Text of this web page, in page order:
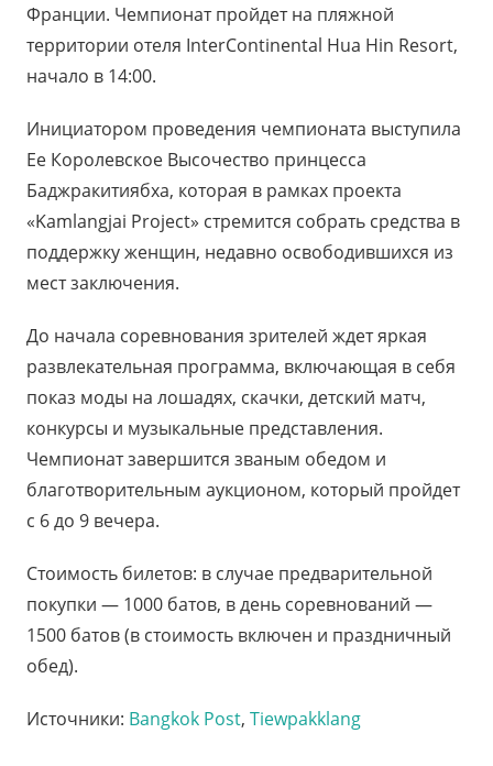
Франции. Чемпионат пройдет на пляжной
территории отеля InterContinental Hua Hin Resort,
начало в 14:00.
Инициатором проведения чемпионата выступила
Ее Королевское Высочество принцесса
Баджракитиябха, которая в рамках проекта
«Kamlangjai Project» стремится собрать средства в
поддержку женщин, недавно освободившихся из
мест заключения.
До начала соревнования зрителей ждет яркая
развлекательная программа, включающая в себя
показ моды на лошадях, скачки, детский матч,
конкурсы и музыкальные представления.
Чемпионат завершится званым обедом и
благотворительным аукционом, который пройдет
с 6 до 9 вечера.
Стоимость билетов: в случае предварительной
покупки — 1000 батов, в день соревнований —
1500 батов (в стоимость включен и праздничный
обед).
Источники: Bangkok Post, Tiewpakklang